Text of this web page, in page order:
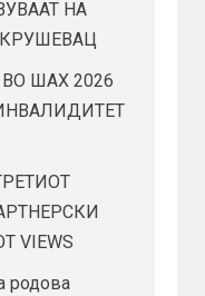
НА
ШАХ 2026
VIEWS
родова